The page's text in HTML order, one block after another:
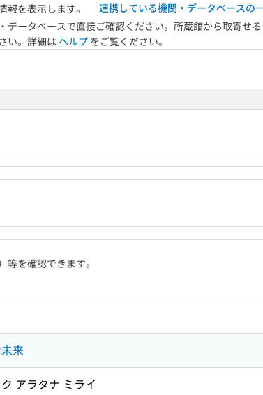
を表示します。
連携している機関・データベースの
ータベースで直接ご確認ください。所蔵館から取寄せ
い。詳細は ヘルプ をご覧ください。
を確認できます。
来
アラタナ ミライ